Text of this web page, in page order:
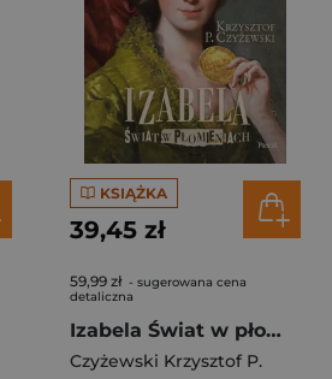
KSIĄŻKA
39,45 zł
59,99 zł - sugerowana cena
detaliczna
Izabela Świat w płomieniach
Czyżewski Krzysztof P.